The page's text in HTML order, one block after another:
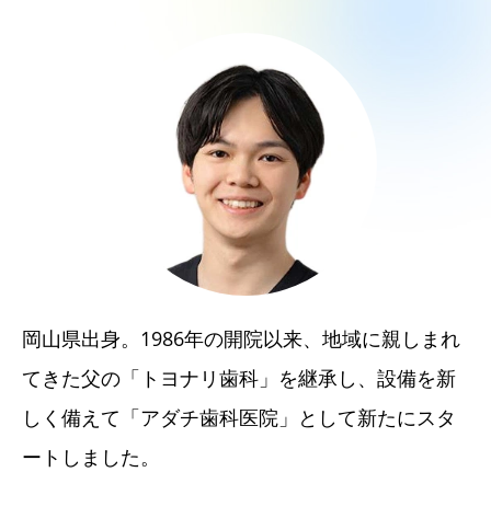
岡山県出身。1986年の開院以来、地域に親しまれ
てきた父の「トヨナリ歯科」を継承し、設備を新
しく備えて「アダチ歯科医院」として新たにスタ
ートしました。